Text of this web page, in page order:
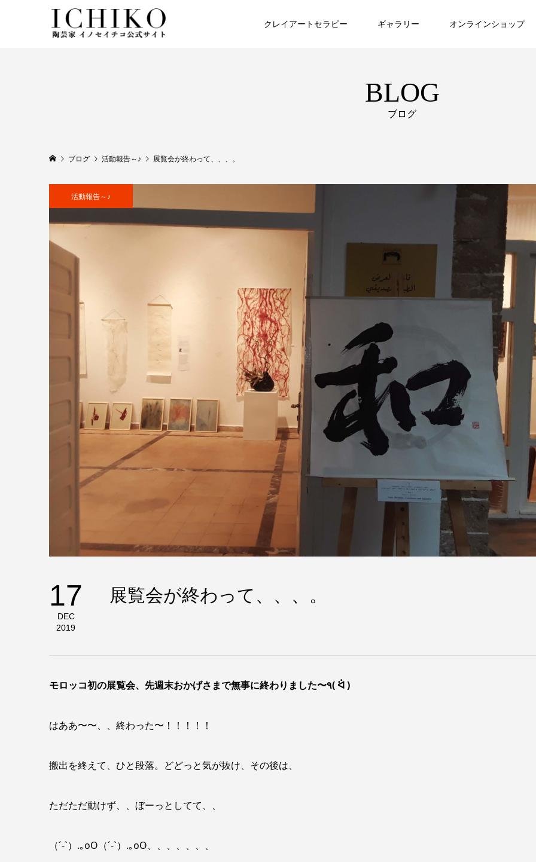
クレイアートセラピー ギャラリー オンラインショップ
BLOG
ブログ
ブログ 活動報告～♪ 展覧会が終わって、、、。
活動報告～♪
17
DEC
2019
展覧会が終わって、、、。
モロッコ初の展覧会、先週末おかげさまで無事に終わりました〜٩( ᐛ )
はああ〜〜、、終わった〜！！！！！
搬出を終えて、ひと段落。どどっと気が抜け、その後は、
ただただ動けず、、ぼーっとしてて、、
（´-`）.｡oO（´-`）.｡oO、、、、、、、
満天の星空と、サハラ砂漠のサ
チになってみたい！！